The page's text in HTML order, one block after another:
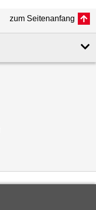
zum Seitenanfang